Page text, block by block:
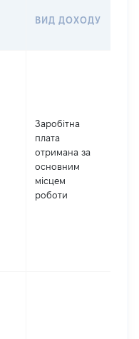
ВИД ДОХОДУ
Заробітна
плата
отримана за
основним
місцем
роботи